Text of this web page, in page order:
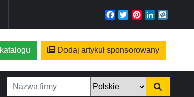
Facebook
TwitterPinterest
LinkedIn
Dodaj artykuł sponsorowany